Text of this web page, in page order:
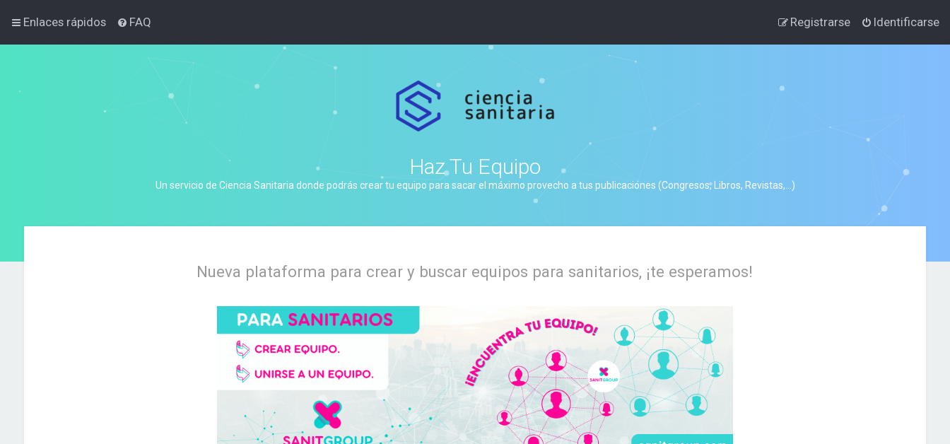
Enlaces rápidos FAQ Identificarse
Registrarse
Haz Tu Equipo
Un servicio de Ciencia Sanitaria donde podrás crear tu equipo para sacar el máximo provecho a tus publicaciones (Congresos, Libros, Revistas,...)
Nueva plataforma para crear y buscar equipos para sanitarios, ¡te esperamos!